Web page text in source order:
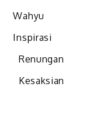
Wahyu
Inspirasi
Renungan
Kesaksian